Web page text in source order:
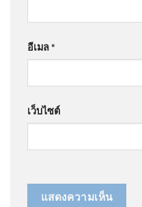
อีเมล*
เว็บไซต์